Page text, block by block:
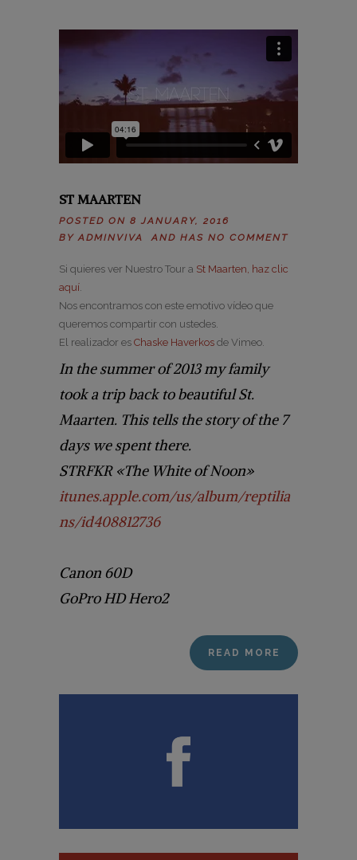
ST MAARTEN
POSTED ON 8 JANUARY, 2016
BYADMINVIVA AND HAS NO COMMENT
Si quieres ver Nuestro Tour a St Maarten, haz clic
aquí
Nos encontramos con este emotivo vídeo que
queremos compartir con ustedes.
El realizador es Chaske Haverkos de Vimeo.
In the summer of 2013 my family
took a trip back to beautiful St.
Maarten. This tells the story of the 7
days we spent there.
STRFKR «The White of Noon»
itunes.apple.com/us/album/reptilia
ns/id408812736
Canon 60D
GoPro HD Hero2
READ MORE